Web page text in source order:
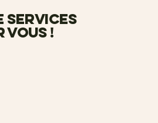
services
vous !